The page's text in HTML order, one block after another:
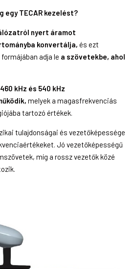
egy TECAR kezelést?
nyert áramot
konvertálja, és ezt
adja le a szövetekbe, ahol
kHz és 540 kHz
melyek a magasfrekvenciás
tartozó értékek.
tulajdonságai és vezetőképessége
Jó vezetőképességű
míg a rossz vezetők közé